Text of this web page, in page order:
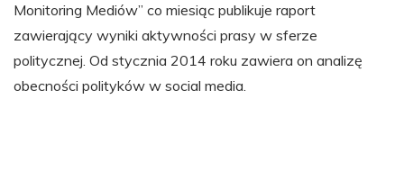
Monitoring Mediów” co miesiąc publikuje raport
zawierający wyniki aktywności prasy w sferze
politycznej. Od stycznia 2014 roku zawiera on analizę
obecności polityków w social media.